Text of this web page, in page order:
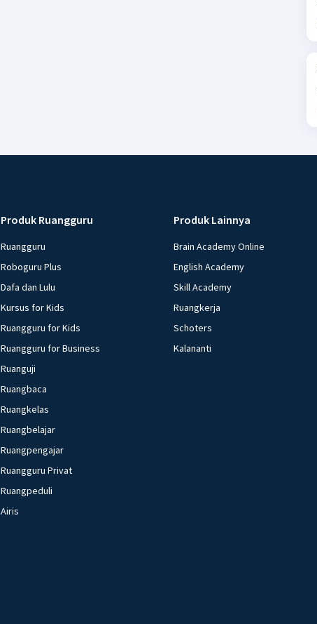
Produk Ruangguru
Ruangguru
Roboguru Plus
Dafa dan Lulu
Kursus for Kids
Ruangguru for Kids
Ruangguru for Business
Ruanguji
Ruangbaca
Ruangkelas
Ruangbelajar
Ruangpengajar
Ruangguru Privat
Ruangpeduli
Airis
Produk Lainnya
Brain Academy Online
English Academy
Skill Academy
Ruangkerja
Schoters
Kalananti